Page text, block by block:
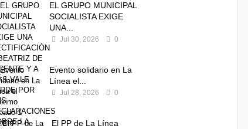
EL GRUPO MUNICIPAL
SOCIALISTA EXIGE
UNA...
Jul 30, 2026 0
Evento solidario en La
Línea el...
Jul 28, 2026 0
El PP de La Línea